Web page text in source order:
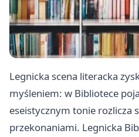
Legnicka scena literacka
myśleniem: w Bibliotece
eseistycznym tonie rozlicza
przekonaniami. Legnicka